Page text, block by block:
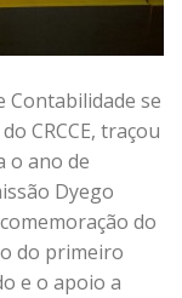
Contabilidade se
CRCCE, traçou
o ano de
Dyego
do
do primeiro
e o apoio a